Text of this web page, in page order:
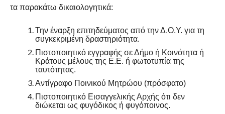
τα παρακάτω δικαιολογητικά:
Την έναρξη επιτηδεύματος από την Δ.Ο.Υ. για τη
συγκεκριμένη δραστηριότητα.
Πιστοποιητικό εγγραφής σε Δήμο ή Κοινότητα ή
Κράτους μέλους της Ε.Ε. ή φωτοτυπία της
ταυτότητας.
Αντίγραφο Ποινικού Μητρώου (πρόσφατο)
Πιστοποιητικό Εισαγγελικής Αρχής ότι δεν
διώκεται ως φυγόδικος ή φυγόποινος.